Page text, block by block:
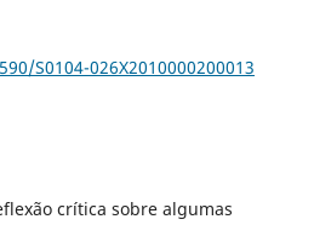
S0104-026X2010000200013
crítica sobre algumas